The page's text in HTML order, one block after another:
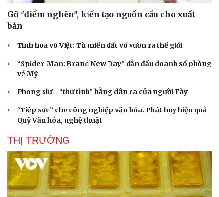
Gỡ "điểm nghẽn", kiến tạo nguồn cầu cho xuất
bản
Tinh hoa võ Việt: Từ miền đất võ vươn ra thế giới
“Spider-Man: Brand New Day” dẫn đầu doanh số phòng
vé Mỹ
Phong slư - “thư tình” bằng dân ca của người Tày
“Tiếp sức” cho công nghiệp văn hóa: Phát huy hiệu quả
Quỹ Văn hóa, nghệ thuật
THỊ TRƯỜNG